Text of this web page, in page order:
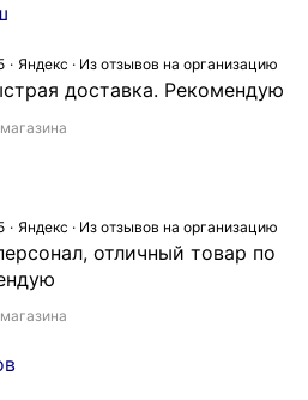
ы
в
л
р
е
й
ч
Яндекс · Из отзывов на организацию
доставка. Рекомендую
Яндекс · Из отзывов на организацию
отличный товар по